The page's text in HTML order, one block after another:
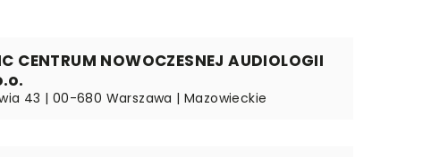
CENTRUM NOWOCZESNEJ AUDIOLOGII
43 | 00-680 Warszawa | Mazowieckie